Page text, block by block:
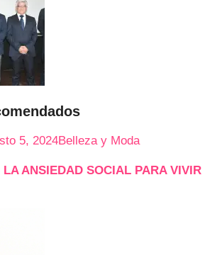
5, 2024Belleza y Moda
LA ANSIEDAD SOCIAL PARA VIVIR